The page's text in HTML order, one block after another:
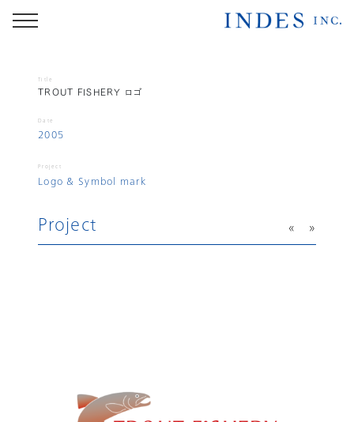
Title
TROUT FISHERY ロゴ
Date
2005
Project
Logo & Symbol mark
Project « »